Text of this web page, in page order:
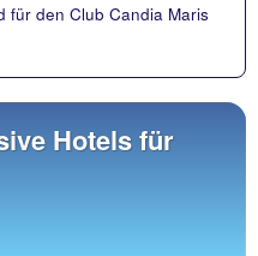
für den Club Candia Maris
Hotels für